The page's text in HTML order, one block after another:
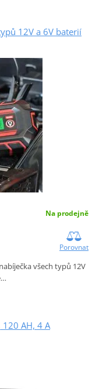
12V a 6V baterií
Na prodejně
Porovnat
všech typů 12V
120 AH, 4 A